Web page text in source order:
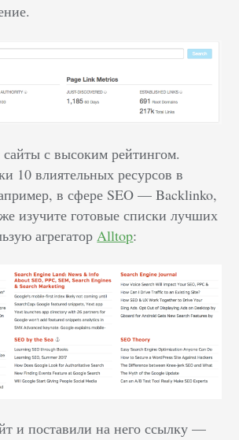
с высоким рейтингом.
10 влиятельных ресурсов в
в сфере SEO — Backlinko,
изучите готовые списки лучших
агрегаторAlltop:
и поставили на него ссылку —